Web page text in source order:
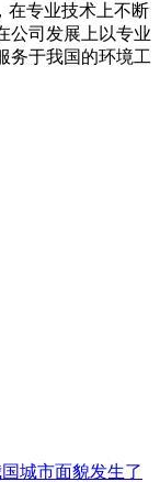
在专业技术上不断
公司发展上以专业
务于我国的环境工
城市面貌发生了